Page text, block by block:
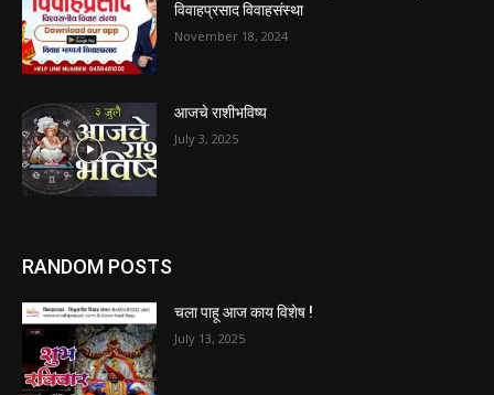
विवाहप्रसाद विवाहसंस्था
November 18, 2024
आजचे राशीभविष्य
July 3, 2025
RANDOM POSTS
चला पाहू आज काय विशेष !
July 13, 2025